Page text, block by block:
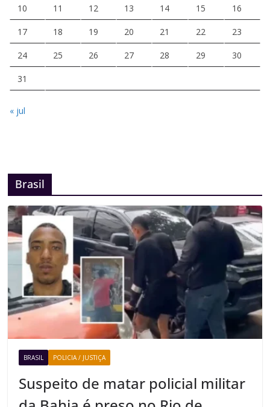
10 11 12 13 14 15 16
17 18 19 20 21 22 23
24 25 26 27 28 29 30
31
« jul
Brasil
BRASIL POLICIA / JUSTIÇA
Suspeito de matar policial militar